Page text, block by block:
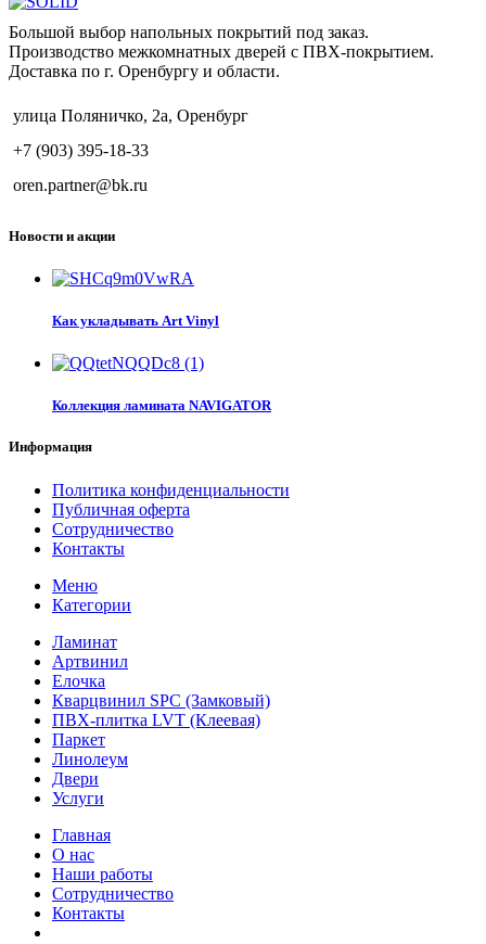
Большой выбор напольных покрытий под заказ.
Производство межкомнатных дверей с ПВХ-покрытием.
Доставка по г. Оренбургу и области.
улица Поляничко, 2а, Оренбург
+7 (903) 395-18-33
oren.partner@bk.ru
Новости и акции
Как укладывать Art Vinyl
Коллекция ламината NAVIGATOR
Информация
Политика конфиденциальности
Публичная оферта
Сотрудничество
Контакты
Меню
Категории
Ламинат
Артвинил
Елочка
Кварцвинил SPC (Замковый)
ПВХ-плитка LVT (Клеевая)
Паркет
Линолеум
Двери
Услуги
Главная
О нас
Наши работы
Сотрудничество
Контакты